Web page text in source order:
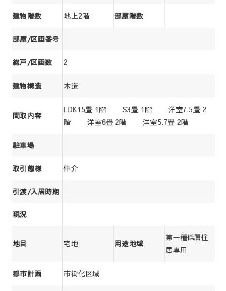
建物階数 地上2階 部屋階数
部屋/区画番号
総戸/区画数 2
建物構造 木造
間取内容
LDK15畳 1階 S3畳 1階 洋室7.5畳 2
階 洋室6畳 2階 洋室5.7畳 2階
駐車場
取引態様 仲介
引渡/入居時期
現況
地目 宅地 用途地域
第一種低層住
居専用
都市計画 市街化区域